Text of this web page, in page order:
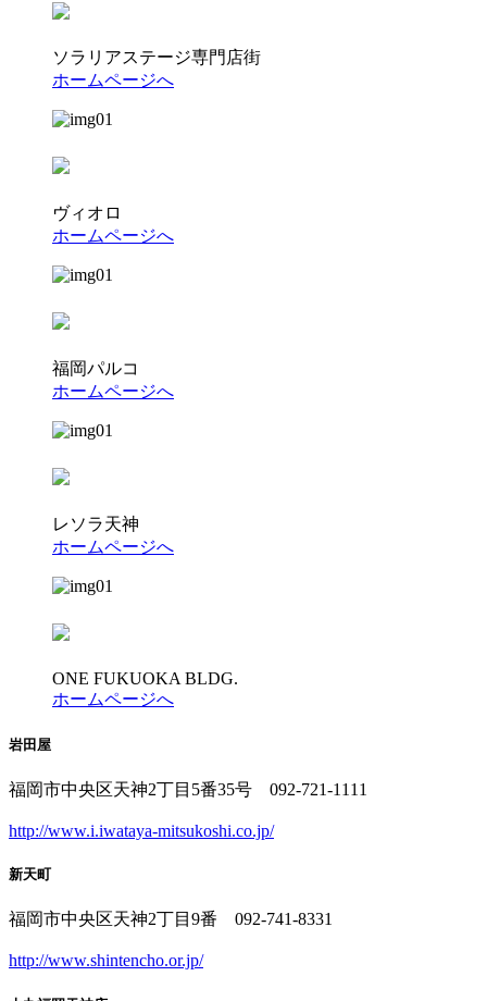
ソラリアステージ専門店街
ホームページへ
ヴィオロ
ホームページへ
福岡パルコ
ホームページへ
レソラ天神
ホームページへ
ONE FUKUOKA BLDG.
ホームページへ
岩田屋
福岡市中央区天神2丁目5番35号 092-721-1111
http://www.i.iwataya-mitsukoshi.co.jp/
新天町
福岡市中央区天神2丁目9番 092-741-8331
http://www.shintencho.or.jp/